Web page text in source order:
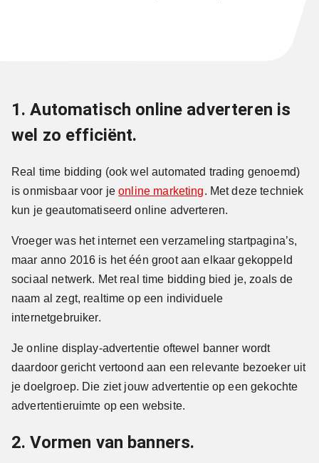
1. Automatisch online adverteren is
wel zo efficiënt.
Real time bidding (ook wel automated trading genoemd)
is onmisbaar voor jeonline marketing. Met deze techniek
kun je geautomatiseerd online adverteren.
Vroeger was het internet een verzameling startpagina’s,
maar anno 2016 is het één groot aan elkaar gekoppeld
sociaal netwerk. Met real time bidding bied je, zoals de
naam al zegt, realtime op een individuele
internetgebruiker.
Je online display-advertentie oftewel banner wordt
daardoor gericht vertoond aan een relevante bezoeker uit
je doelgroep. Die ziet jouw advertentie op een gekochte
advertentieruimte op een website.
2. Vormen van banners.